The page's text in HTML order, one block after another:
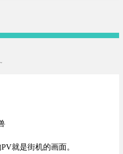
就是街机的画面。